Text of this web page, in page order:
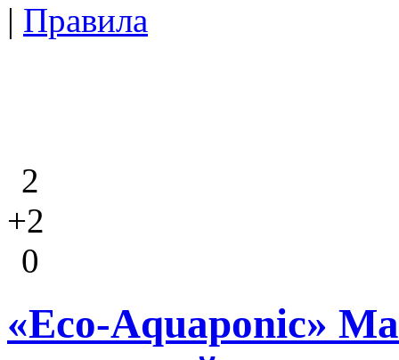
| Правила
2
+2
0
«Eco-Aquaponic»